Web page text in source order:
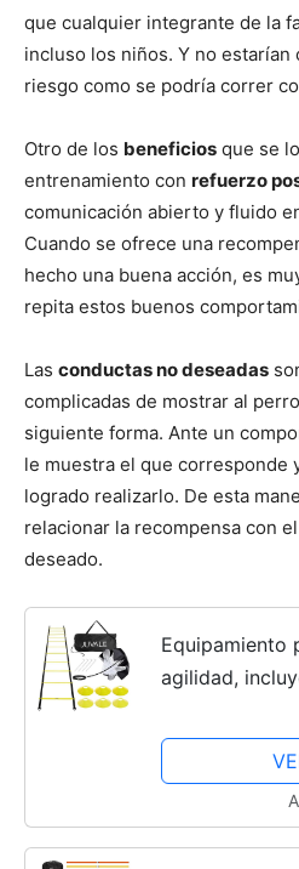
de
que cualquier integrante de la
incluso los niños. Y no
riesgo como se podría correr
Otro de los beneficios que se
entrenamiento con refuerzo
comunicación abierto y fluido
Cuando se ofrece una
hecho una buena acción, es
repita estos buenos
Las conductas no deseadas
complicadas de mostrar al
siguiente forma. Ante un
le muestra el que corresponde
logrado realizarlo. De esta
relacionar la recompensa con
deseado.
Equipamiento
agilidad,